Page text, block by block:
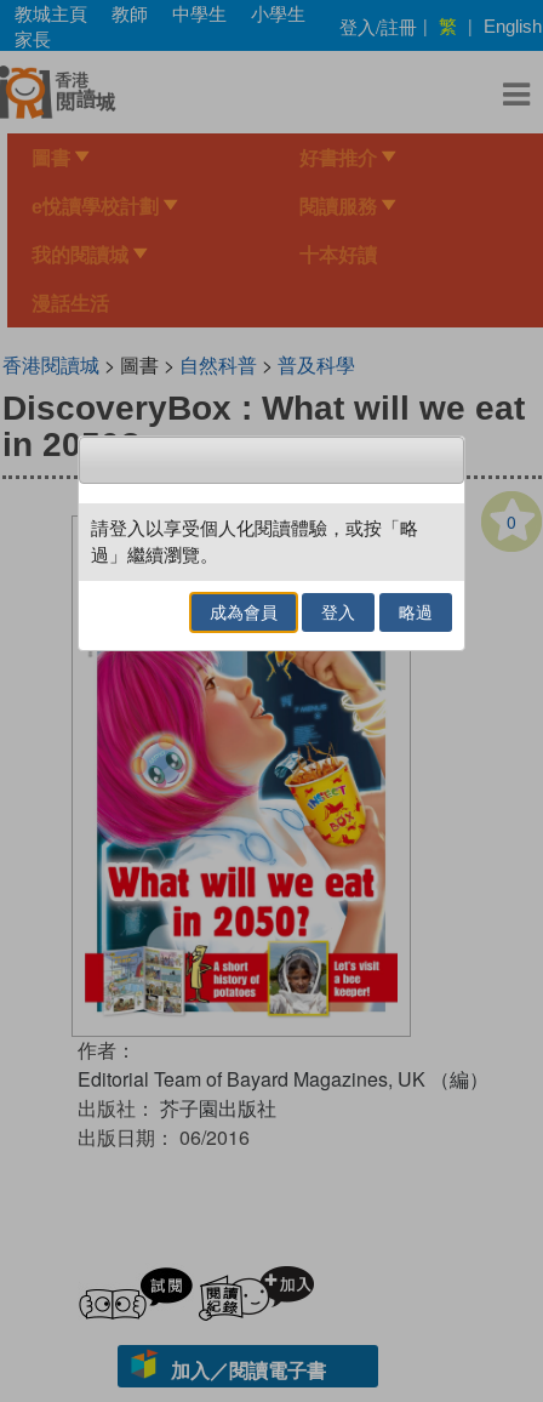
Skip
main
content
教城主頁 教師 中學生
小學生
家長
登入/註冊 | 繁 | English
圖書 好書推介
e悅讀學校計劃 閱讀服務
我的閱讀城 十本好讀
漫話生活
香港閱讀城> 圖書 > 自然科普> 普及科學
DiscoveryBox : What will we eat
in 2050?
0
作者：
Editorial Team of Bayard Magazines, UK （編）
出版社： 芥子園出版社
出版日期： 06/2016
試閲
加入／閱讀電子書
請登入以享受個人化閱讀體驗，或按「略
過」繼續瀏覽。
成為會員 登入 略過